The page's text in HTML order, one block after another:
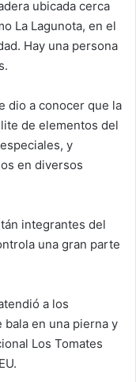
ubicada cerca
La Lagunota, en el
Hay una persona
dio a conocer que la
de elementos del
y
en diversos
integrantes del
una gran parte
a los
en una pierna y
Los Tomates